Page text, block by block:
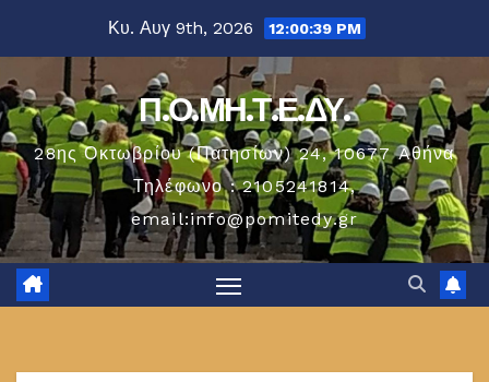
περιεχόμενο
Κυ. Αυγ 9th, 2026 12:00:39 PM
Π.Ο.ΜΗ.Τ.Ε.ΔΥ.
28ης Οκτωβρίου (Πατησίων) 24, 10677 Aθήνα
Τηλέφωνο : 2105241814,
email:info@pomitedy.gr